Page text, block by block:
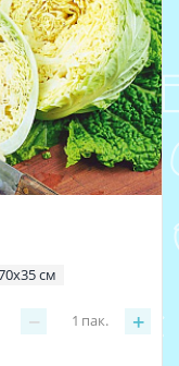
см
− +
1 пак.